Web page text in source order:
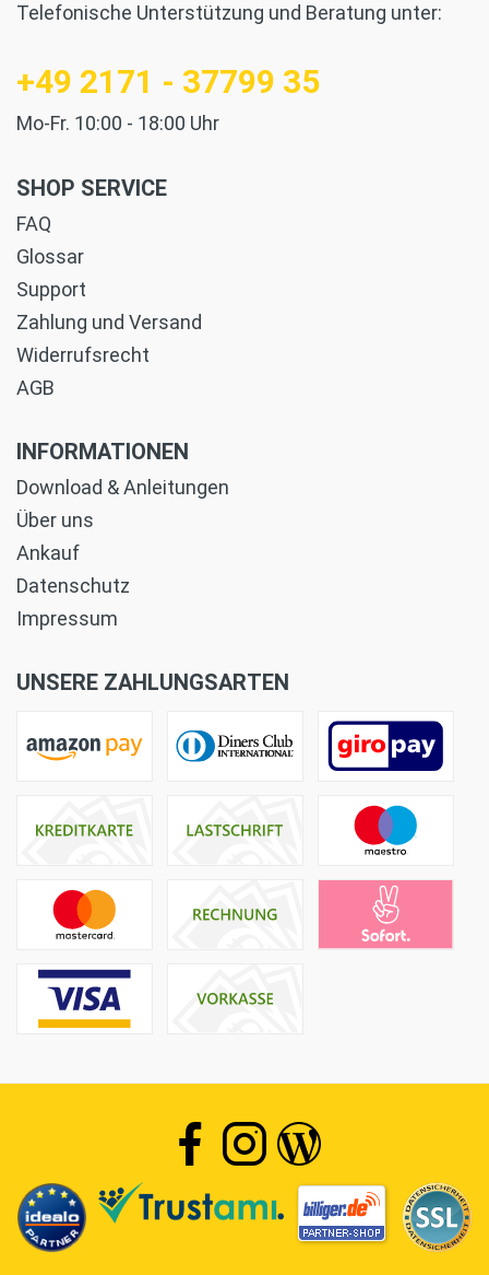
Telefonische Unterstützung und Beratung unter:
+49 2171 - 37799 35
Mo-Fr. 10:00 - 18:00 Uhr
SHOP SERVICE
FAQ
Glossar
Support
Zahlung und Versand
Widerrufsrecht
AGB
INFORMATIONEN
Download & Anleitungen
Über uns
Ankauf
Datenschutz
Impressum
UNSERE ZAHLUNGSARTEN